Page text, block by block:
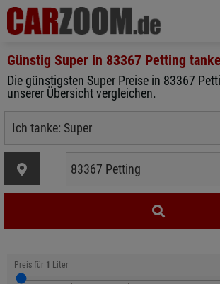
Günstig Super in 83367 Petting
Die günstigsten Super Preise in 83367
unserer Übersicht vergleichen.
Preis für 1 Liter